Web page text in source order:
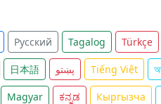
Русский Tagalog Türkçe
日本語 پښتو Tiếng Việt
Magyar ಕನ್ನಡ Кыргызча